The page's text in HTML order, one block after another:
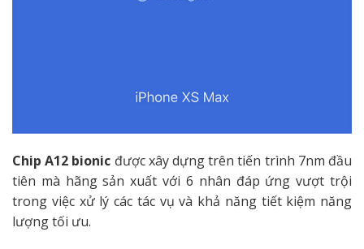
Chip A12 bionic được xây dựng trên tiến trình 7nm đầu
tiên mà hãng sản xuất với 6 nhân đáp ứng vượt trội
trong việc xử lý các tác vụ và khả năng tiết kiệm năng
lượng tối ưu.